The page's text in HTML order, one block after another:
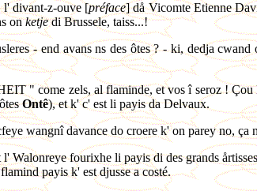
l' divant-z-ouve [préface] då Vicomte Etienne
onketjedi Brussele, taiss...!
- end avans ns des ôtes ? - ki, dedja
" come zels, al flaminde, et vos î seroz !
Ontê), et k' c' est li payis da Delvaux.
wangnî davance do croere k' on parey no,
Walonreye fourixhe li payis di des grands
payis k' est djusse a costé.